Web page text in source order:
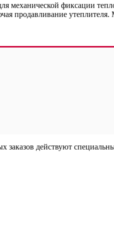
механической фиксации
продавливание
действуют